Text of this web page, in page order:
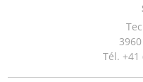
3960
Tél. +41